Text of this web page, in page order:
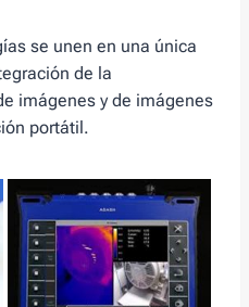
se unen en una única
de la
imágenes y de imágenes
portátil.